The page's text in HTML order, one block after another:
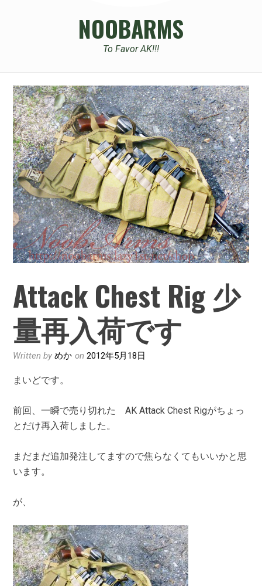
NOOBARMS
To Favor AK!!!
Attack Chest Rig 少
量再入荷です
Written byめか on2012年5月18日
まいどです。
前回、一瞬で売り切れた AK Attack Chest Rigがちょっ
とだけ再入荷しました。
まだまだ追加発注してますので焦らなくてもいいかと思
います。
が、